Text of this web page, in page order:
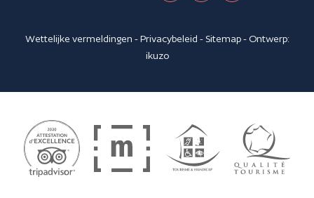
Wettelijke vermeldingen -Privacybeleid - Sitemap- Ontwerp:
ikuzo